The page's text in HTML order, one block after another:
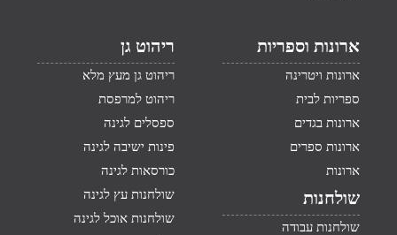
ארונות וספריות
ארונות ויטרינה
ספריות לבית
ארונות בגדים
ארונות ספרים
ארונות
שולחנות
שולחנות עבודה
ריהוט גן
ריהוט גן מעץ מלא
ריהוט למרפסת
ספסלים לגינה
פינות ישיבה לגינה
כורסאות לגינה
שולחנות עץ לגינה
שולחנות אוכל לגינה